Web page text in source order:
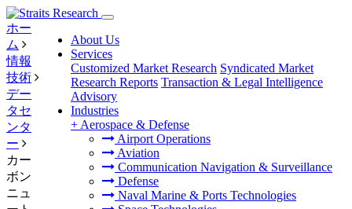
About Us
Services
Customized Market Research Syndicated Market
Research Reports Transaction & Legal Intelligence
Advisory
Industries
+ Aerospace & Defense
Airport Operations
Aviation
Communication Navigation & Surveillance
Defense
Naval Marine & Ports Technologies
ホー
ム
情報
技術
デー
タセ
ンタ
ー
カー
ボン
ニュ